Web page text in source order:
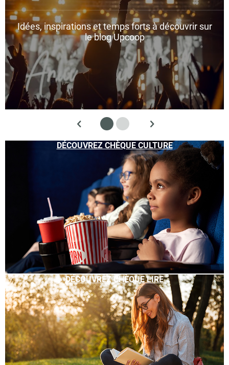
Idées, inspirations et temps forts à découvrir sur
le blog Upcoop
DÉCOUVREZ CHÈQUE CULTURE
DÉCOUVREZ CHÈQUE LIRE